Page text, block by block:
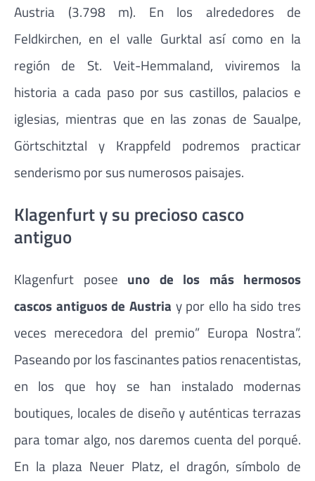
Austria (3.798 m). En los alrededores de
Feldkirchen, en el valle Gurktal así como en la
región de St. Veit-Hemmaland, viviremos la
historia a cada paso por sus castillos, palacios e
iglesias, mientras que en las zonas de Saualpe,
Görtschitztal y Krappfeld podremos practicar
senderismo por sus numerosos paisajes.
Klagenfurt y su precioso casco
antiguo
Klagenfurt posee uno de los más hermosos
cascos antiguos de Austria y por ello ha sido tres
veces merecedora del premio” Europa Nostra”.
Paseando por los fascinantes patios renacentistas,
en los que hoy se han instalado modernas
boutiques, locales de diseño y auténticas terrazas
para tomar algo, nos daremos cuenta del porqué.
En la plaza Neuer Platz, el dragón, símbolo de